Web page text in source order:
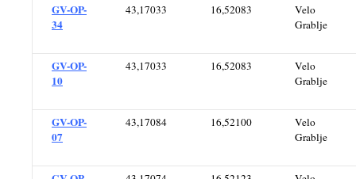
GV-OP-
34
43,17033 16,52083
Velo
Grablje
GV-OP-
10
43,17033 16,52083
Velo
Grablje
GV-OP-
07
43,17084 16,52100
Velo
Grablje